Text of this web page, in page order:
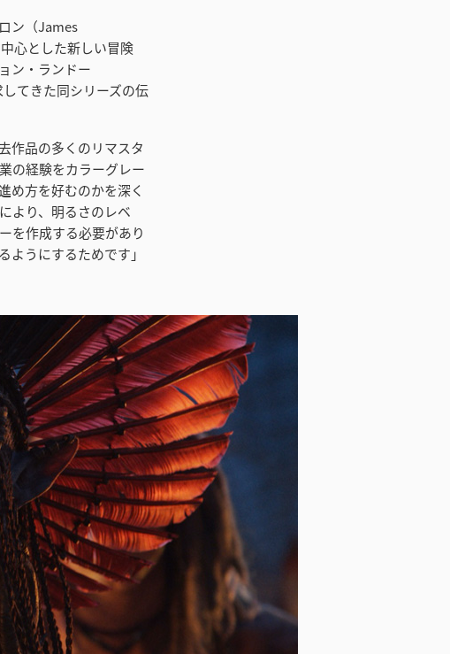
ン（James
心とした新しい冒険
ン・ランドー
てきた同シリーズの伝
作品の多くのリマスタ
の経験をカラーグレー
め方を好むのかを深く
より、明るさのレベ
を作成する必要があり
ようにするためです」